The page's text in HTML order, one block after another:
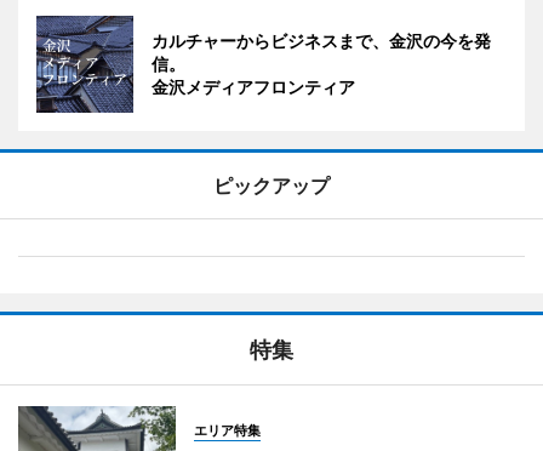
カルチャーからビジネスまで、金沢の今を発
信。
金沢メディアフロンティア
ピックアップ
特集
エリア特集